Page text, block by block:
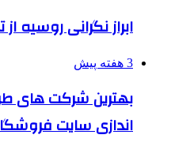
ابراز نگرانی روسیه
3 هفته پیش
بهترین شرکت های
اندازی سایت